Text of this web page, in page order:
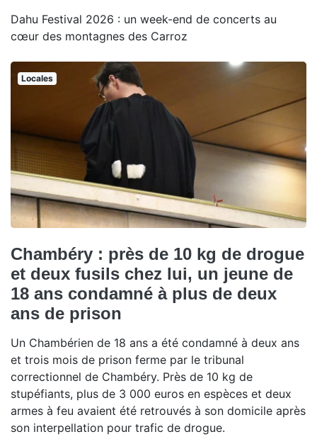
Dahu Festival 2026 : un week-end de concerts au
cœur des montagnes des Carroz
Locales
Chambéry : près de 10 kg de drogue
et deux fusils chez lui, un jeune de
18 ans condamné à plus de deux
ans de prison
Un Chambérien de 18 ans a été condamné à deux ans
et trois mois de prison ferme par le tribunal
correctionnel de Chambéry. Près de 10 kg de
stupéfiants, plus de 3 000 euros en espèces et deux
armes à feu avaient été retrouvés à son domicile après
son interpellation pour trafic de drogue.